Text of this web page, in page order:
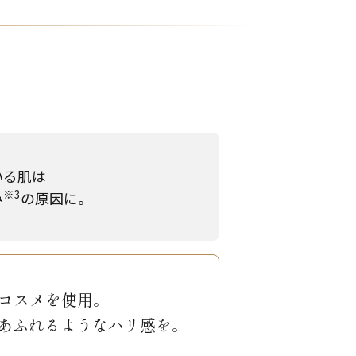
肌は
※3の原因に。
スメを使用。
ふれるようなハリ感を。